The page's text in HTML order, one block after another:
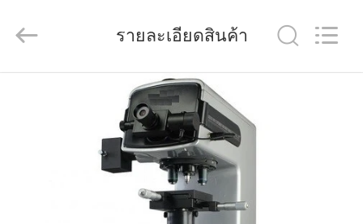
Technology
Co.,
Reserved.
รายละเอียดสินค้า